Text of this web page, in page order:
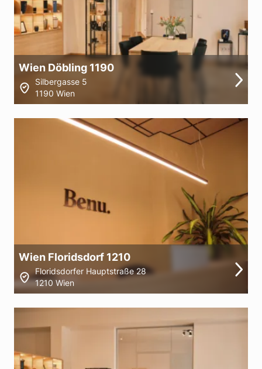
Wien Döbling 1190
Silbergasse 5
1190 Wien
Wien Floridsdorf 1210
Floridsdorfer Hauptstraße 28
1210 Wien